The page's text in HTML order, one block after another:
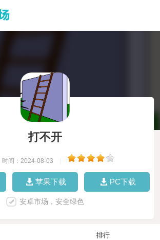
打不开
时间：2024-08-03
苹果下载 PC下载
安卓市场，安全绿色
排行